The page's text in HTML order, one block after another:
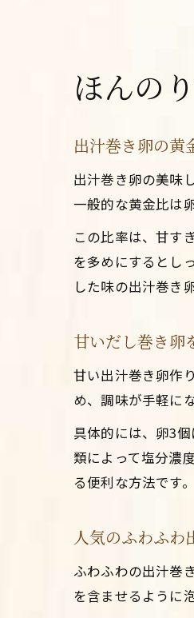
ほんの
出汁巻き卵の黄
出汁巻き卵の美味
一般的な黄金比は
この比率は、甘す
を多めにするとし
した味の出汁巻き
甘いだし巻き卵
甘い出汁巻き卵作
め、調味が手軽に
具体的には、卵3
類によって塩分濃
る便利な方法です。
人気のふわふわ
ふわふわの出汁巻
を含ませるように